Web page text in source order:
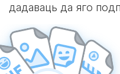
дадаваць да яго